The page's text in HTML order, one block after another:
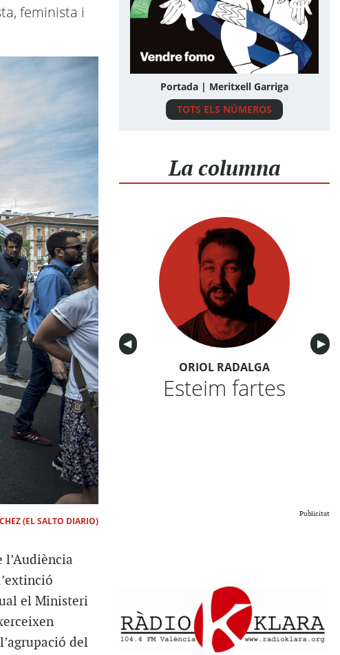
feminista i
(EL SALTO DIARIO)
el Ministeri
del
Portada | Meritxell Garriga
TOTS ELS NÚMEROS
La columna
Anterior
◀︎ ▶︎
ORIOL RADALGA
Esteim fartes
Publicitat